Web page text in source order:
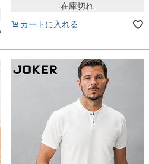
在庫切れ
カートに入れる